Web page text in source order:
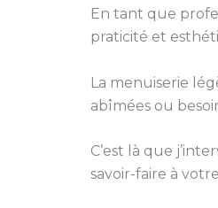
En tant que
praticité et
La menuiserie
abîmées ou
C’est là que
savoir-faire à